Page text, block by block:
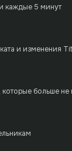
каждые 5 минут
и изменения
больше не